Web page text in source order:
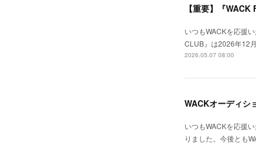
【重要】『
いつもWACKを応援
CLUB』は2026年12
2026.05.07 08:00
WACKオーディシ
いつもWACKを応援
りました。今後とも